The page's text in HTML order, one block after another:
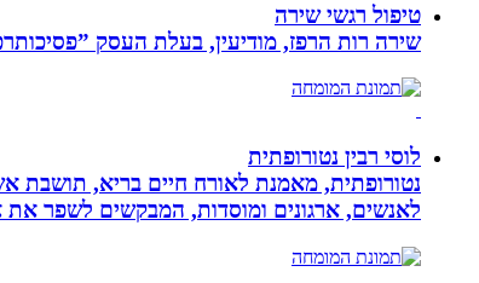
טיפול רגשי שירה
שירה רות הרפז, מודיעין, בעלת העסק ”פסיכותרפיה בכלים שלובים”.
לוסי רבין נטורופתית
לאנשים, ארגונים ומוסדות, המבקשים לשפר את